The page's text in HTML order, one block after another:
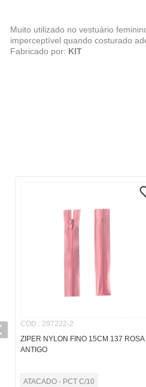
Muito utilizado no vestuário
imperceptível quando costurado
Fabricado por: KIT
COD.: 297222-2
ZIPER NYLON FINO 15CM 137 ROSA
ANTIGO
ATACADO - PCT C/10